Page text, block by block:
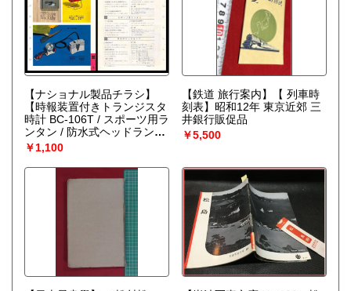
【ナショナル製品チラシ】
【時報装置付きトランジスタ
時計 BC-106T / スポーツ用ラ
ンタン / 防水式ヘッドラン
プ】少シミ有 1960年代
昭和レトロ 家電 電化製
品 モダンデザイン
￥1,100
【鉄道 旅行案内】【 列車時
刻表】昭和12年 東京近郊 三
井銀行販促品
￥5,500